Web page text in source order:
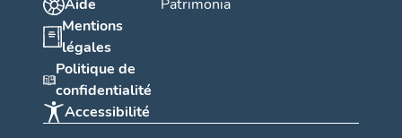
Aide
Mentions
légales
Politique de
confidentialité
Accessibilité
Patrimonia